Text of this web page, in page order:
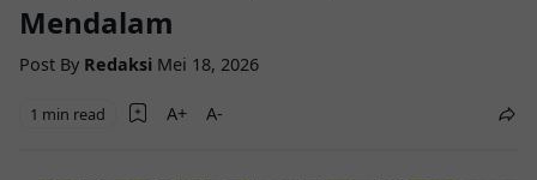
Mendalam
Post By Redaksi Mei 18, 2026
1 min read